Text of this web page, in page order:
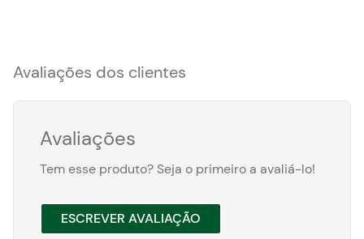
Avaliações dos clientes
Avaliações
Tem esse produto? Seja o primeiro a avaliá-lo!
ESCREVER AVALIAÇÃO